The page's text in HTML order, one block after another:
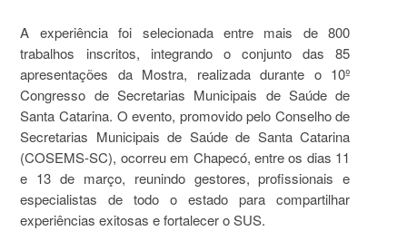
A experiência foi selecionada entre mais de 800
trabalhos inscritos, integrando o conjunto das 85
apresentações da Mostra, realizada durante o 10º
Congresso de Secretarias Municipais de Saúde de
Santa Catarina. O evento, promovido pelo Conselho de
Secretarias Municipais de Saúde de Santa Catarina
(COSEMS-SC), ocorreu em Chapecó, entre os dias 11
e 13 de março, reunindo gestores, profissionais e
especialistas de todo o estado para compartilhar
experiências exitosas e fortalecer o SUS.